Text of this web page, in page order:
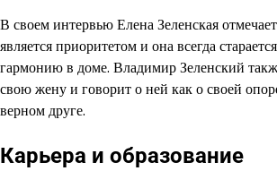
В своем интервью Елена Зеленская
является приоритетом и она всегда
гармонию в доме. Владимир Зеленский
свою жену и говорит о ней как о своей
верном друге.
Карьера и образование